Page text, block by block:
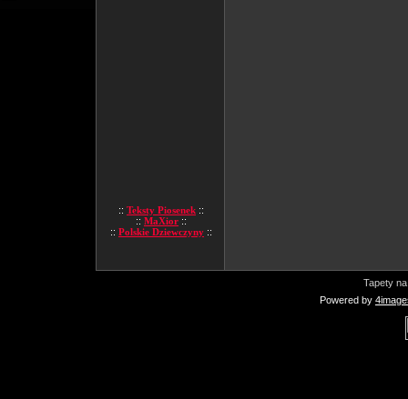
:: Teksty Piosenek ::
:: MaXior ::
:: Polskie Dziewczyny ::
Tapety
Powered by